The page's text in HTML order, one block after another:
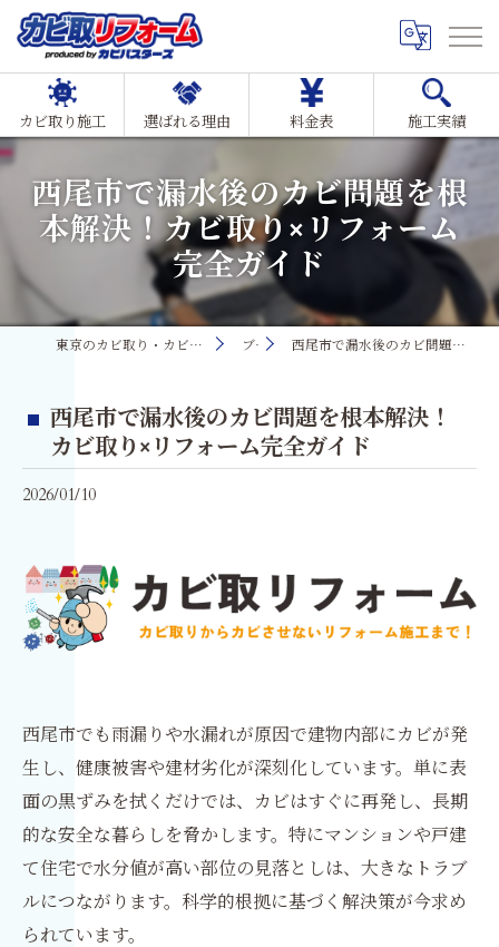
カビ取り施工 選ばれる理由 料金表 施工実績
西尾市で漏水後のカビ問題を根
本解決！カビ取り×リフォーム
完全ガイド
東京のカビ取り・カビ対策ならMIST工法®カビ取リフォーム ブログ 西尾市で漏水後のカビ問題を根本解決！カビ取り×リフォーム完全ガイド
西尾市で漏水後のカビ問題を根本解決！
カビ取り×リフォーム完全ガイド
2026/01/10
西尾市でも雨漏りや水漏れが原因で建物内部にカビが発
生し、健康被害や建材劣化が深刻化しています。単に表
面の黒ずみを拭くだけでは、カビはすぐに再発し、長期
的な安全な暮らしを脅かします。特にマンションや戸建
て住宅で水分値が高い部位の見落としは、大きなトラブ
ルにつながります。科学的根拠に基づく解決策が今求め
られています。